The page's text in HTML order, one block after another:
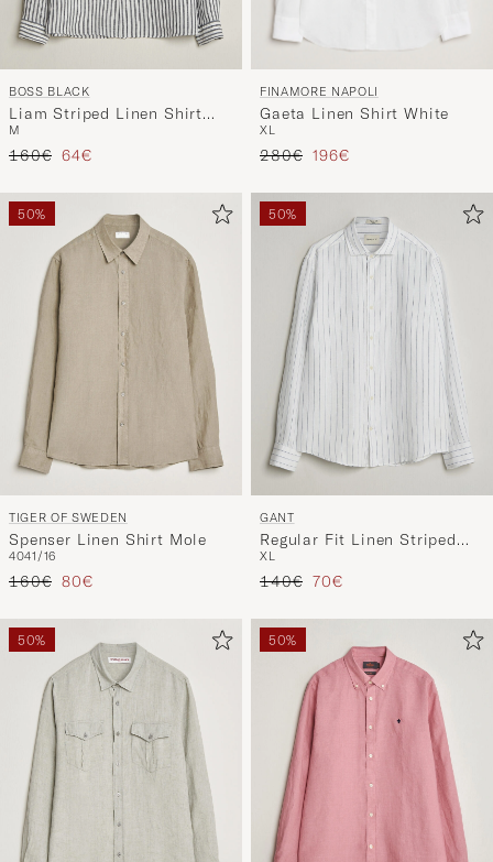
BOSS BLACK
Liam Striped Linen Shirt
Dark Blue
M
Regulärer Preis
160€ Reduzierter Preis
64€
FINAMORE NAPOLI
Gaeta Linen Shirt White
XL
Regulärer Preis
280€ Reduzierter Preis
196€
50%
TIGER OF SWEDEN
Spenser Linen Shirt Mole
4041/16
Regulärer Preis
160€ Reduzierter Preis
80€
50%
GANT
Regular Fit Linen Striped
Shirt White
XL
Regulärer Preis
140€ Reduzierter Preis
70€
50% 50%